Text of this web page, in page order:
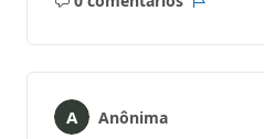
Sem
Relatório
Anônima